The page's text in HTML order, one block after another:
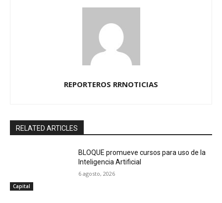
REPORTEROS RRNOTICIAS
RELATED ARTICLES
Capital
BLOQUE promueve cursos para uso de la
Inteligencia Artificial
6 agosto, 2026